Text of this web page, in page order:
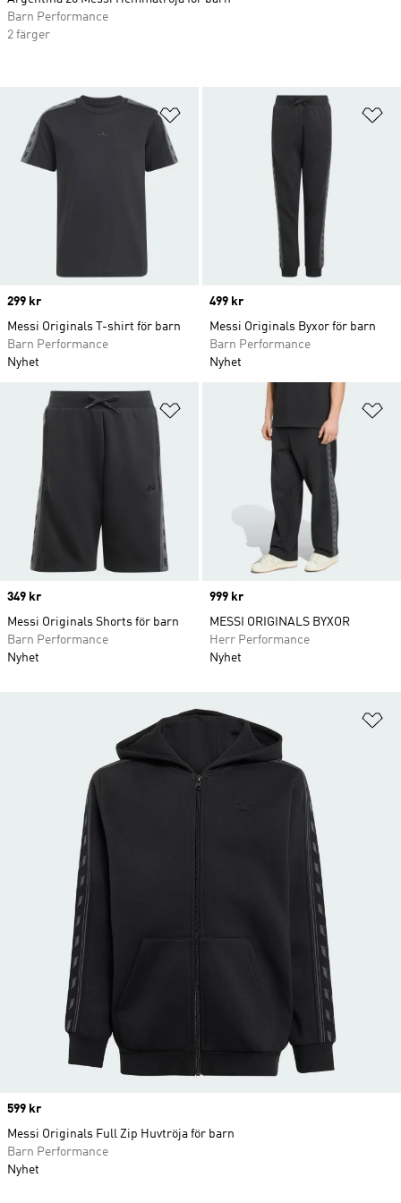
Lägg till på önskelistan
Price
299 kr
Messi Originals T-shirt för barn
Barn Performance
Nyhet
Price
499 kr
Messi Originals Byxor för barn
Barn Performance
Nyhet
Lägg till på önskelistan
Price
349 kr
Messi Originals Shorts för barn
Barn Performance
Nyhet
Price
999 kr
MESSI ORIGINALS BYXOR
Herr Performance
Nyhet
Barn Performance
2 färger
Price
599 kr
Messi Originals Full Zip Huvtröja för barn
Barn Performance
Nyhet